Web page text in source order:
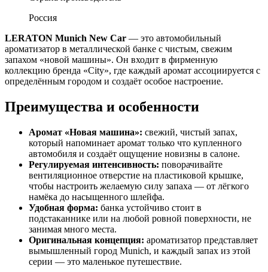
Россия
LERATON Munich New Car — это автомобильный
ароматизатор в металлической банке с чистым, свежим
запахом «новой машины». Он входит в фирменную
коллекцию бренда «City», где каждый аромат ассоциируется с
определённым городом и создаёт особое настроение.
Преимущества и особенности
Аромат «Новая машина»: свежий, чистый запах,
который напоминает аромат только что купленного
автомобиля и создаёт ощущение новизны в салоне.
Регулируемая интенсивность: поворачивайте
вентиляционное отверстие на пластиковой крышке,
чтобы настроить желаемую силу запаха — от лёгкого
намёка до насыщенного шлейфа.
Удобная форма: банка устойчиво стоит в
подстаканнике или на любой ровной поверхности, не
занимая много места.
Оригинальная концепция: ароматизатор представляет
вымышленный город Munich, и каждый запах из этой
серии — это маленькое путешествие.